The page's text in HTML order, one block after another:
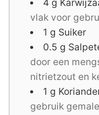
4 g
vlak voor
1 g Suiker
0.5 g
door een
nitrietzout en
1 g
gebruik